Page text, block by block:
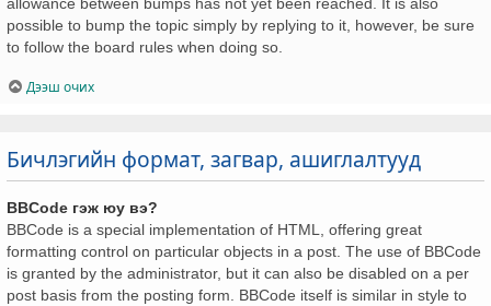
possible to bump the topic simply by replying to it, however, be sure
to follow the board rules when doing so.
Дээш очих
Бичлэгийн формат, загвар, ашиглалтууд
BBCode гэж юу вэ?
BBCode is a special implementation of HTML, offering great
formatting control on particular objects in a post. The use of BBCode
is granted by the administrator, but it can also be disabled on a per
post basis from the posting form. BBCode itself is similar in style to